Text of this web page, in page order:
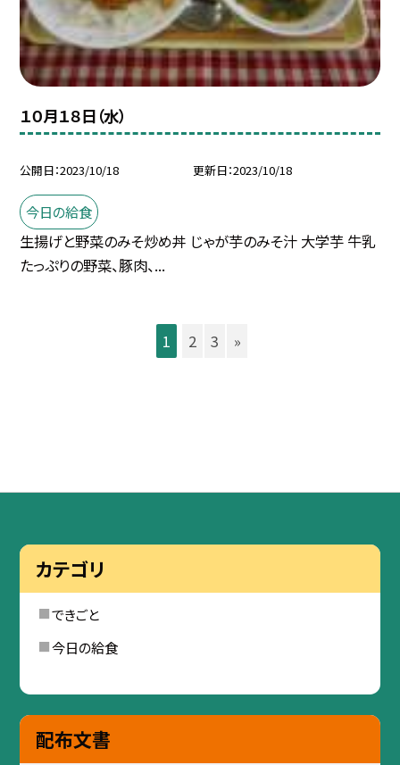
１０月１８日（水）
公開日 2023/10/18 更新日 2023/10/18
今日の給食
生揚げと野菜のみそ炒め丼 じゃが芋のみそ汁 大学芋 牛乳
たっぷりの野菜、豚肉、...
1 2 3 »
カテゴリ
できごと
今日の給食
配布文書